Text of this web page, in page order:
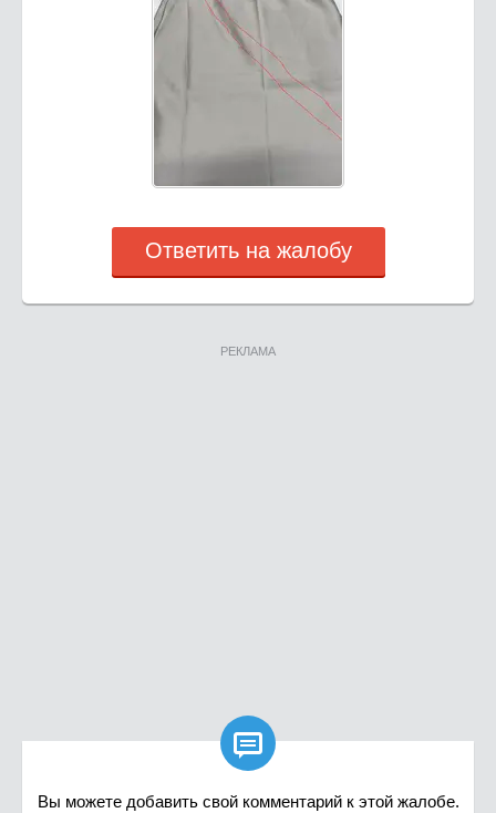
Ответить на жалобу
РЕКЛАМА

Вы можете добавить свой комментарий к этой жалобе.